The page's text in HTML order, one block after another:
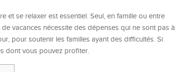
et se relaxer est essentiel. Seul, en famille ou entre
vacances nécessite des dépenses qui ne sont pas à
pour soutenir les familles ayant des difficultés. Si
dont vous pouvez profiter.